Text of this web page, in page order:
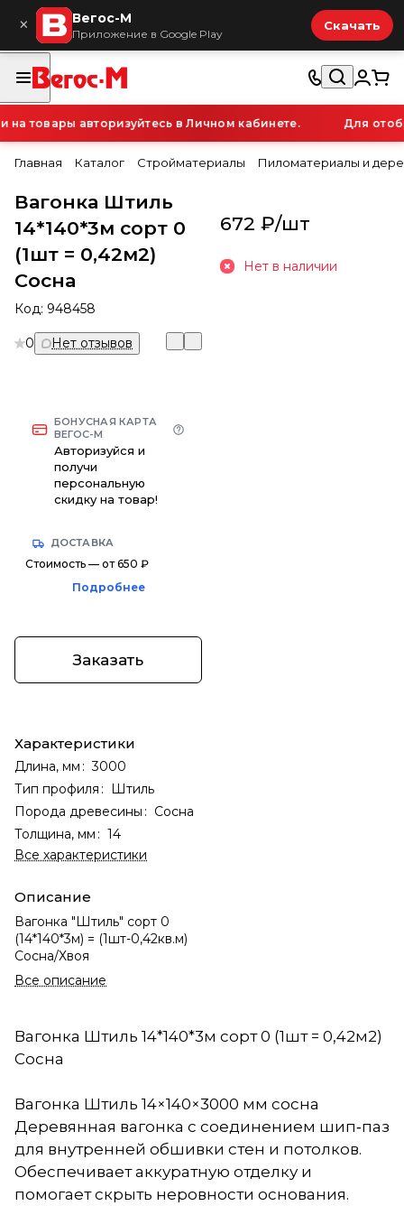
× Вегос-М
Приложение в Google Play
Скачать
товары авторизуйтесь в Личном кабинете. Для
Главная Каталог Стройматериалы Пиломатериалы и
Вагонка Штиль
14*140*3м сорт 0
(1шт = 0,42м2)
Сосна
Код: 948458
0 Нет отзывов
БОНУСНАЯ КАРТА
ВЕГОС-М
Авторизуйся и
получи
персональную
скидку на товар!
ДОСТАВКА
Стоимость — от 650 ₽
Подробнее
Заказать
Характеристики
Длина, мм : 3000
Тип профиля : Штиль
Порода древесины : Сосна
Толщина, мм : 14
Все характеристики
Описание
Вагонка "Штиль" сорт 0
(14*140*3м) = (1шт-0,42кв.м)
Сосна/Хвоя
Все описание
672 ₽/шт
Нет в наличии
Вагонка Штиль 14*140*3м сорт 0 (1шт = 0,42м2)
Сосна
Вагонка Штиль 14×140×3000 мм сосна
Деревянная вагонка с соединением шип‑паз
для внутренней обшивки стен и потолков.
Обеспечивает аккуратную отделку и
помогает скрыть неровности основания.